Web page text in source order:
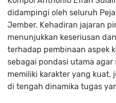
didampingi oleh seluruh
Jember. Kehadiran jajaran
menunjukkan keseriusan
terhadap pembinaan aspek
sebagai pondasi utama
memiliki karakter yang kuat,
di tengah dinamika tugas